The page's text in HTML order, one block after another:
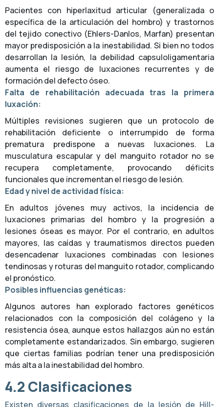
Pacientes con hiperlaxitud articular (generalizada o
específica de la articulación del hombro) y trastornos
del tejido conectivo (Ehlers-Danlos, Marfan) presentan
mayor predisposición a la inestabilidad. Si bien no todos
desarrollan la lesión, la debilidad capsuloligamentaria
aumenta el riesgo de luxaciones recurrentes y de
formación del defecto óseo.
Falta de rehabilitación adecuada tras la primera
luxación:
Múltiples revisiones sugieren que un protocolo de
rehabilitación deficiente o interrumpido de forma
prematura predispone a nuevas luxaciones. La
musculatura escapular y del manguito rotador no se
recupera completamente, provocando déficits
funcionales que incrementan el riesgo de lesión.
Edad y nivel de actividad física:
En adultos jóvenes muy activos, la incidencia de
luxaciones primarias del hombro y la progresión a
lesiones óseas es mayor. Por el contrario, en adultos
mayores, las caídas y traumatismos directos pueden
desencadenar luxaciones combinadas con lesiones
tendinosas y roturas del manguito rotador, complicando
el pronóstico.
Posibles influencias genéticas:
Algunos autores han explorado factores genéticos
relacionados con la composición del colágeno y la
resistencia ósea, aunque estos hallazgos aún no están
completamente estandarizados. Sin embargo, sugieren
que ciertas familias podrían tener una predisposición
más alta a la inestabilidad del hombro.
4.2 Clasificaciones
Existen diversas clasificaciones de la lesión de Hill-